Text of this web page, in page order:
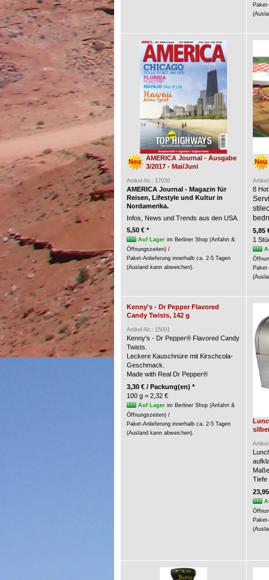
Neu
AMERICA Journal - Ausgabe
3/2017 - Mai/Juni
Artikel-Nr.: 17030
AMERICA Journal - Magazin für
Reisen, Lifestyle und Kultur in
Nordamerika.
Infos, News und Trends aus den USA.
5,50 € *
Auf Lagerim Berliner Shop (Anfahrt &
Öffnungszeiten) /
Paket-Anlieferung innerhalb ca. 2-5 Tagen
(Ausland kann abweichen).
Neu
8
5,85
1
Kenny's - Dr Pepper Flavored
Candy Twists, 142 g
Artikel-Nr.: 15001
Kenny's - Dr Pepper® Flavored Candy
Twists.
Leckere Kauschnüre mit Kirschcola-
Geschmack.
Made with Real Dr Pepper®
3,30 € / Packung(en) *
100 g = 2,32 €
Auf Lagerim Berliner Shop (Anfahrt &
Öffnungszeiten) /
Paket-Anlieferung innerhalb ca. 2-5 Tagen
(Ausland kann abweichen).
Tiefe